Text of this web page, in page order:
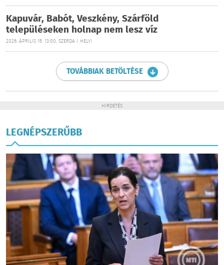
Kapuvár, Babót, Veszkény, Szárföld
településeken holnap nem lesz víz
2026. ÁPRILIS 15. 13:00, SZERDA | HELYI
TOVÁBBIAK BETÖLTÉSE
HIRDETÉS
LEGNÉPSZERŰBB